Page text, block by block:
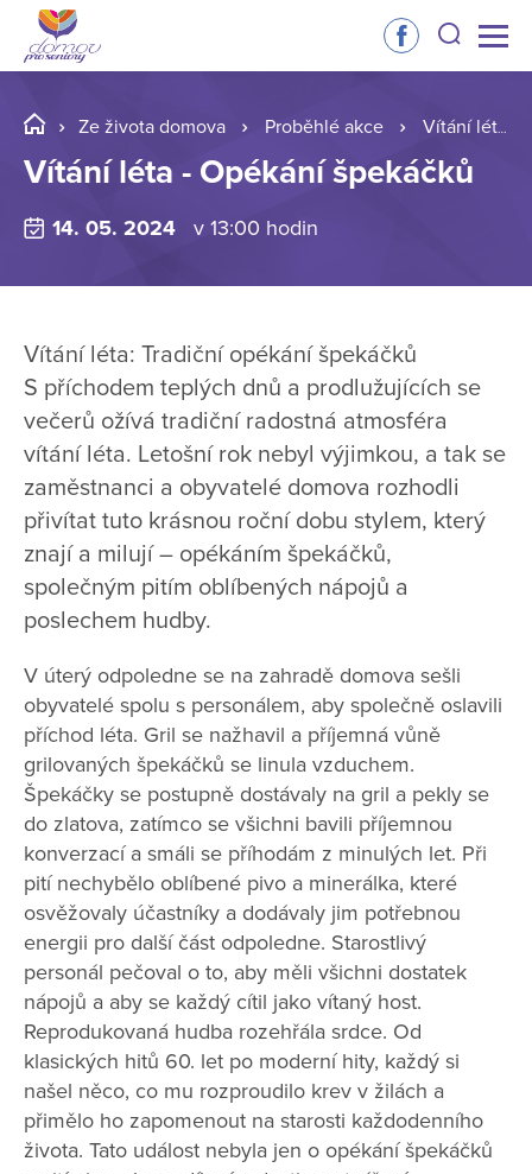
Ze života domova Proběhlé akce Vítání léta - Opékání špekáčků
Vítání léta - Opékání špekáčků
14. 05. 2024 v 13:00 hodin
Vítání léta: Tradiční opékání špekáčků
S příchodem teplých dnů a prodlužujících se
večerů ožívá tradiční radostná atmosféra
vítání léta. Letošní rok nebyl výjimkou, a tak se
zaměstnanci a obyvatelé domova rozhodli
přivítat tuto krásnou roční dobu stylem, který
znají a milují – opékáním špekáčků,
společným pitím oblíbených nápojů a
poslechem hudby.
V úterý odpoledne se na zahradě domova sešli
obyvatelé spolu s personálem, aby společně oslavili
příchod léta. Gril se nažhavil a příjemná vůně
grilovaných špekáčků se linula vzduchem.
Špekáčky se postupně dostávaly na gril a pekly se
do zlatova, zatímco se všichni bavili příjemnou
konverzací a smáli se příhodám z minulých let. Při
pití nechybělo oblíbené pivo a minerálka, které
osvěžovaly účastníky a dodávaly jim potřebnou
energii pro další část odpoledne. Starostlivý
personál pečoval o to, aby měli všichni dostatek
nápojů a aby se každý cítil jako vítaný host.
Reprodukovaná hudba rozehřála srdce. Od
klasických hitů 60. let po moderní hity, každý si
našel něco, co mu rozproudilo krev v žilách a
přimělo ho zapomenout na starosti každodenního
života. Tato událost nebyla jen o opékání špekáčků